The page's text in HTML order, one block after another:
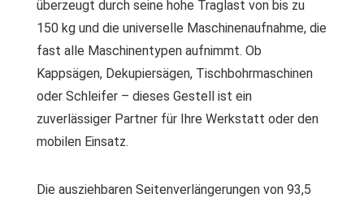
überzeugt durch seine hohe Traglast von bis zu
150 kg und die universelle Maschinenaufnahme, die
fast alle Maschinentypen aufnimmt. Ob
Kappsägen, Dekupiersägen, Tischbohrmaschinen
oder Schleifer – dieses Gestell ist ein
zuverlässiger Partner für Ihre Werkstatt oder den
mobilen Einsatz.
Die ausziehbaren Seitenverlängerungen von 93,5